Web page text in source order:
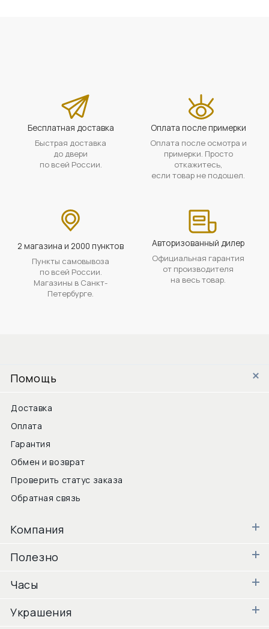
Бесплатная доставка
Быстрая доставка
до двери
по всей России.
Оплата после примерки
Оплата после осмотра и
примерки. Просто
откажитесь,
если товар не подошел.
2 магазина и 2000 пунктов
Пункты самовывоза
по всей России.
Магазины в Санкт-
Петербурге.
Авторизованный дилер
Официальная гарантия
от производителя
на весь товар.
Помощь
Доставка
Оплата
Гарантия
Обмен и возврат
Проверить статус заказа
Обратная связь
Компания
Полезно
Часы
Украшения